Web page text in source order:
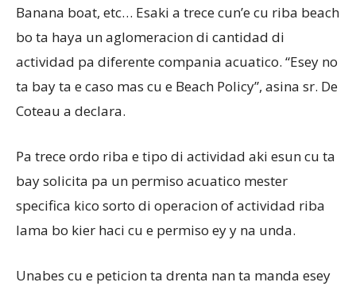
Banana boat, etc… Esaki a trece cun’e cu riba beach
bo ta haya un aglomeracion di cantidad di
actividad pa diferente compania acuatico. “Esey no
ta bay ta e caso mas cu e Beach Policy”, asina sr. De
Coteau a declara.
Pa trece ordo riba e tipo di actividad aki esun cu ta
bay solicita pa un permiso acuatico mester
specifica kico sorto di operacion of actividad riba
lama bo kier haci cu e permiso ey y na unda.
Unabes cu e peticion ta drenta nan ta manda esey